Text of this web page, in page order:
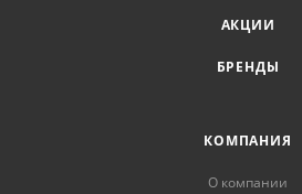
АКЦИИ
БРЕНДЫ
КОМПАНИЯ
О компании